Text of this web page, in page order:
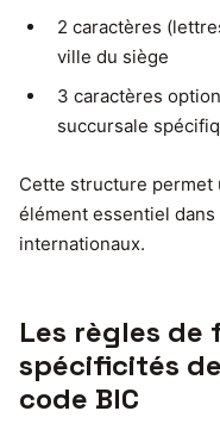
2 caractères
ville du siège
3 caractères
succursale
Cette structure permet
élément essentiel
internationaux.
Les règles
spécificités
code BIC